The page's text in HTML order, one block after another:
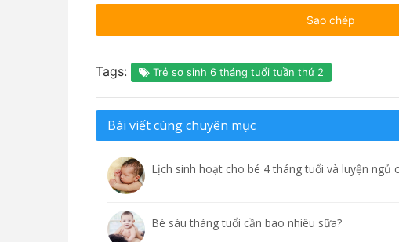
Sao chép
Tags: Trẻ sơ sinh 6 tháng tuổi tuần thứ 2
Bài viết cùng chuyên mục
Lịch sinh hoạt cho bé 4 tháng tuổi và luyện ngủ
Bé sáu tháng tuổi cần bao nhiêu sữa?